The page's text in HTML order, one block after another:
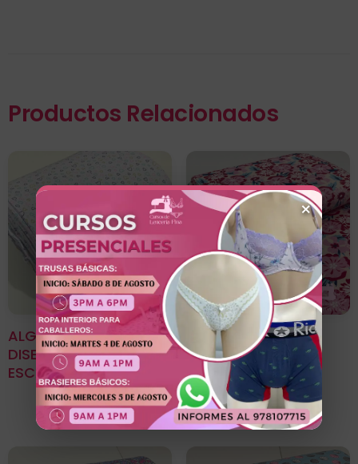
Productos Relacionados
ALGODÓN LICRADO
DISEÑO CORAZÓN
ESCARCHADO
Algodon Licrado
Estampado Diseño
Flores Veraniegas
Perla Con Rojo
×